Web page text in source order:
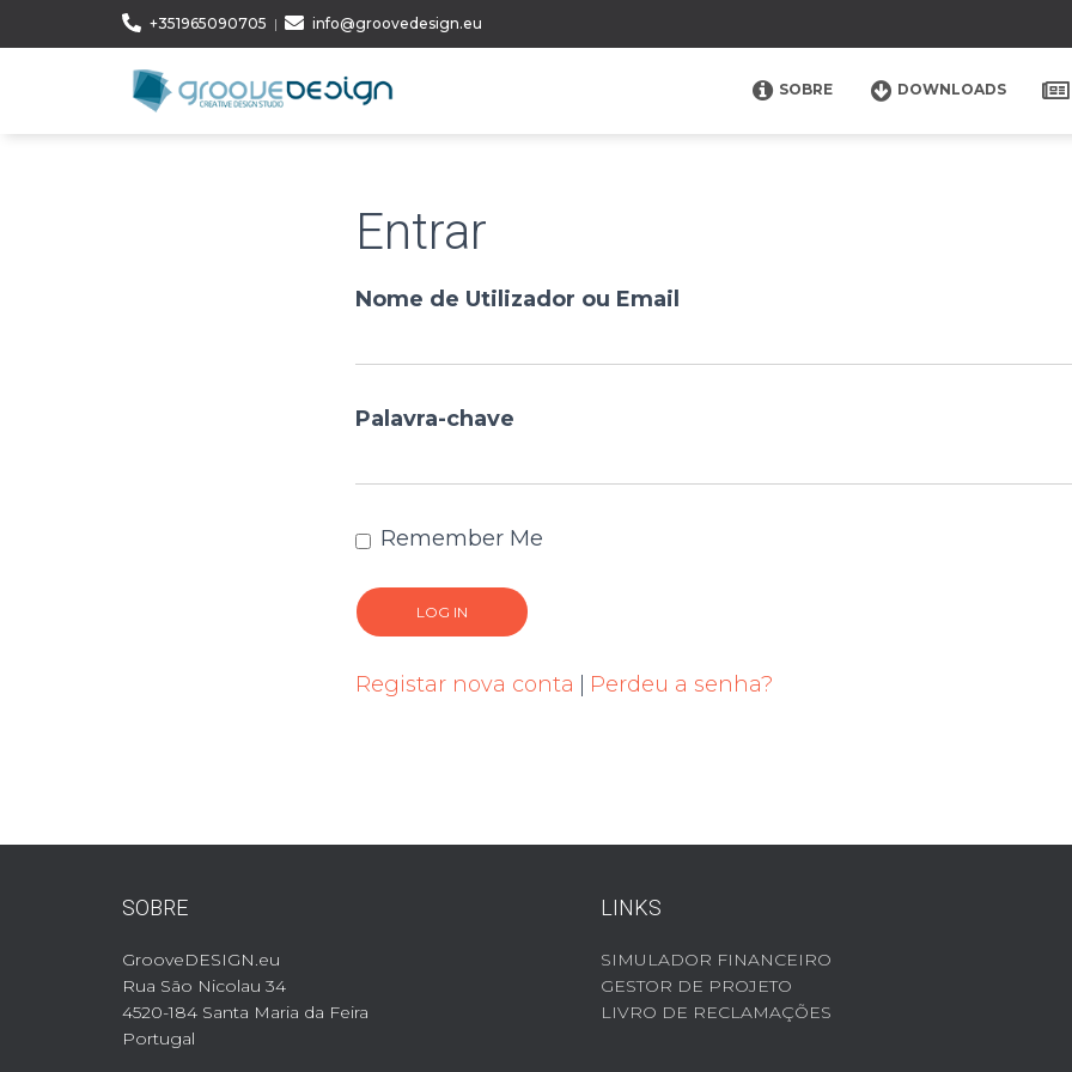
+351965090705 | info@groovedesign.eu
SOBRE DOWNLOADS
Entrar
Nome de Utilizador ou Email
Palavra-chave
Remember Me
Registar nova conta Perdeu a senha?
SOBRE
GrooveDESIGN.eu
Rua São Nicolau 34
4520-184 Santa Maria da Feira
Portugal
LINKS
SIMULADOR FINANCEIRO
GESTOR DE PROJETO
LIVRO DE RECLAMAÇÕES